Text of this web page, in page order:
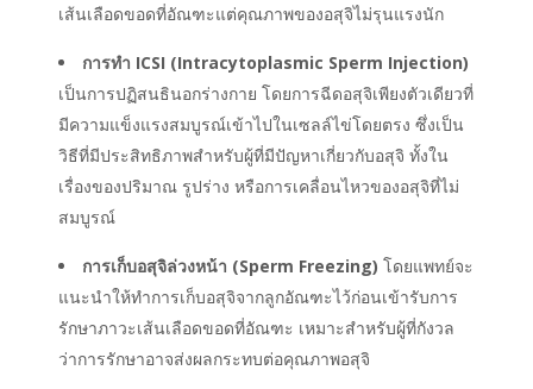
เส้นเลือดขอดที่อัณฑะแต่คุณภาพของอสุจิไม่รุนแรงนัก
การทำ ICSI (Intracytoplasmic Sperm Injection)
เป็นการปฏิสนธินอกร่างกาย โดยการฉีดอสุจิเพียงตัวเดียวที่
มีความแข็งแรงสมบูรณ์เข้าไปในเซลล์ไข่โดยตรง ซึ่งเป็น
วิธีที่มีประสิทธิภาพสำหรับผู้ที่มีปัญหาเกี่ยวกับอสุจิ ทั้งใน
เรื่องของปริมาณ รูปร่าง หรือการเคลื่อนไหวของอสุจิที่ไม่
สมบูรณ์
การเก็บอสุจิล่วงหน้า (Sperm Freezing) โดยแพทย์จะ
แนะนำให้ทำการเก็บอสุจิจากลูกอัณฑะไว้ก่อนเข้ารับการ
รักษาภาวะเส้นเลือดขอดที่อัณฑะ เหมาะสำหรับผู้ที่กังวล
ว่าการรักษาอาจส่งผลกระทบต่อคุณภาพอสุจิ